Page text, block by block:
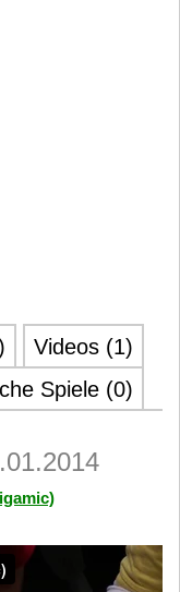
Videos (1)
Spiele (0)